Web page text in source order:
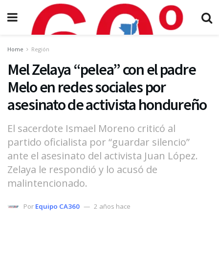
Home Región
Mel Zelaya “pelea” con el padre
Melo en redes sociales por
asesinato de activista hondureño
El sacerdote Ismael Moreno criticó al
partido oficialista por “guardar silencio”
ante el asesinato del activista Juan López.
Zelaya le respondió y lo acusó de
malintencionado.
Por Equipo CA360 2 años hace